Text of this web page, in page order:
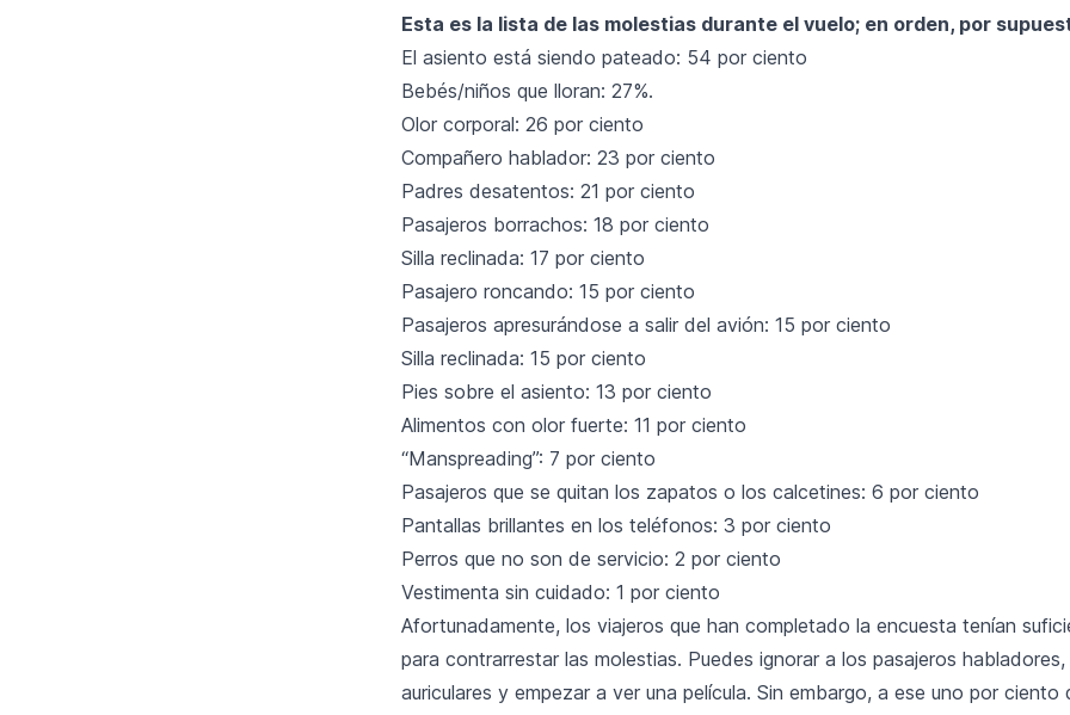
Esta es la lista de las molestias durante el vuelo; en orden, por
El asiento está siendo pateado: 54 por ciento
Bebés/niños que lloran: 27%.
Olor corporal: 26 por ciento
Compañero hablador: 23 por ciento
Padres desatentos: 21 por ciento
Pasajeros borrachos: 18 por ciento
Silla reclinada: 17 por ciento
Pasajero roncando: 15 por ciento
Pasajeros apresurándose a salir del avión: 15 por ciento
Silla reclinada: 15 por ciento
Pies sobre el asiento: 13 por ciento
Alimentos con olor fuerte: 11 por ciento
“Manspreading”: 7 por ciento
Pasajeros que se quitan los zapatos o los calcetines: 6 por ciento
Pantallas brillantes en los teléfonos: 3 por ciento
Perros que no son de servicio: 2 por ciento
Vestimenta sin cuidado: 1 por ciento
Afortunadamente, los viajeros que han completado la encuesta tenían
para contrarrestar las molestias. Puedes ignorar a los pasajeros
auriculares y empezar a ver una película. Sin embargo, a ese uno por ciento